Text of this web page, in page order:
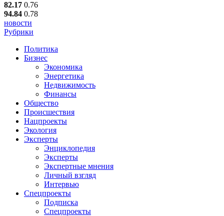
82.17 0.76
94.84 0.78
новости
Рубрики
Политика
Бизнес
Экономика
Энергетика
Недвижимость
Финансы
Общество
Происшествия
Нацпроекты
Экология
Эксперты
Энциклопедия
Эксперты
Экспертные мнения
Личный взгляд
Интервью
Спецпроекты
Подписка
Спецпроекты